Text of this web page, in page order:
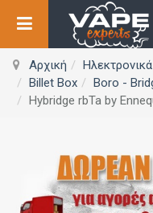
Αρχική
Billet Box
Boro -
Hybridge rbTa by